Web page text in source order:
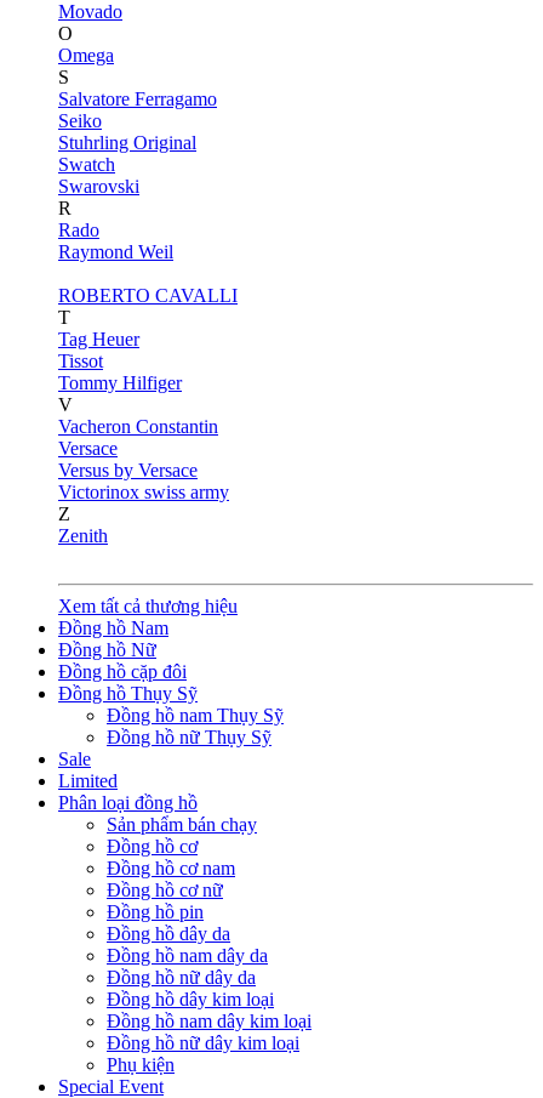
Movado
O
Omega
S
Salvatore Ferragamo
Seiko
Stuhrling Original
Swatch
Swarovski
R
Rado
Raymond Weil
ROBERTO CAVALLI
T
Tag Heuer
Tissot
Tommy Hilfiger
V
Vacheron Constantin
Versace
Versus by Versace
Victorinox swiss army
Z
Zenith
Xem tất cả thương hiệu
Đồng hồ Nam
Đồng hồ Nữ
Đồng hồ cặp đôi
Đồng hồ Thụy Sỹ
Đồng hồ nam Thụy Sỹ
Đồng hồ nữ Thụy Sỹ
Sale
Limited
Phân loại đồng hồ
Sản phẩm bán chạy
Đồng hồ cơ
Đồng hồ cơ nam
Đồng hồ cơ nữ
Đồng hồ pin
Đồng hồ dây da
Đồng hồ nam dây da
Đồng hồ nữ dây da
Đồng hồ dây kim loại
Đồng hồ nam dây kim loại
Đồng hồ nữ dây kim loại
Phụ kiện
Special Event